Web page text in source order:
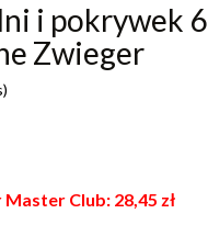
i pokrywek 6
Zwieger
Master Club: 28,45 zł